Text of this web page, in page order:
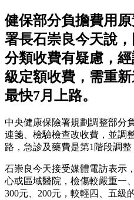
健保部分負擔費用
署長石崇良今天說
分類收費有疑慮，
級定額收費，需重
最快7月上路。
中央健康保險署規劃調整部分
連箋、檢驗檢查改收費，並調
路，急診及藥費是第1階段調整
石崇良今天接受媒體電訪表示
心或區域醫院，檢傷較嚴重一
300元、200元，較輕四、五級